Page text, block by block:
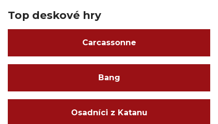
Top deskové hry
Carcassonne
Bang
Osadníci z Katanu